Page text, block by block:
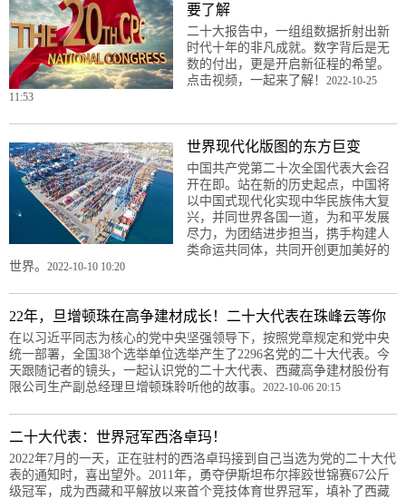
要了解
二十大报告中，一组组数据折射出新
时代十年的非凡成就。数字背后是无
数的付出，更是开启新征程的希望。
点击视频，一起来了解！ 2022-10-25
11:53
世界现代化版图的东方巨变
中国共产党第二十次全国代表大会召
开在即。站在新的历史起点，中国将
以中国式现代化实现中华民族伟大复
兴，并同世界各国一道，为和平发展
尽力，为团结进步担当，携手构建人
类命运共同体，共同开创更加美好的
世界。 2022-10-10 10:20
22年，旦增顿珠在高争建材成长！二十大代表在珠峰云等你
在以习近平同志为核心的党中央坚强领导下，按照党章规定和党中央
统一部署，全国38个选举单位选举产生了2296名党的二十大代表。今
天跟随记者的镜头，一起认识党的二十大代表、西藏高争建材股份有
限公司生产副总经理旦增顿珠聆听他的故事。 2022-10-06 20:15
二十大代表：世界冠军西洛卓玛！
2022年7月的一天，正在驻村的西洛卓玛接到自己当选为党的二十大代
表的通知时，喜出望外。2011年，勇夺伊斯坦布尔摔跤世锦赛67公斤
级冠军，成为西藏和平解放以来首个竞技体育世界冠军，填补了西藏